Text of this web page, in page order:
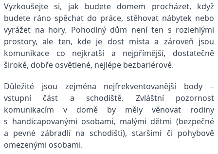
Vyzkoušejte si, jak budete domem procházet, když
budete ráno spěchat do práce, stěhovat nábytek nebo
vyrážet na hory. Pohodlný dům není ten s rozlehlými
prostory, ale ten, kde je dost místa a zároveň jsou
komunikace co nejkratší a nejpřímější, dostatečně
široké, dobře osvětlené, nejlépe bezbariérové.
Důležité jsou zejména nejfrekventovanější body –
vstupní část a schodiště. Zvláštní pozornost
komunikacím v domě by měly věnovat rodiny
s handicapovanými osobami, malými dětmi (bezpečné
a pevné zábradlí na schodišti), staršími či pohybově
omezenými osobami.